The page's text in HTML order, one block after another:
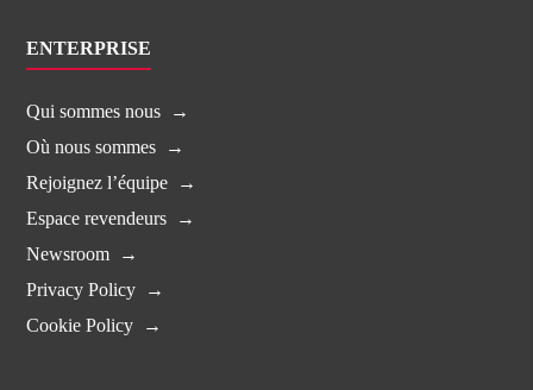
ENTERPRISE
Qui sommes nous
Où nous sommes
Rejoignez l’équipe
Espace revendeurs
Newsroom
Privacy Policy
Cookie Policy